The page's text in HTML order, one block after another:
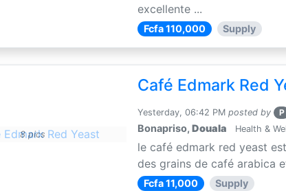
excellente ...
Fcfa 110,000 Supply
8 pics
Café Edmark Red
Yesterday, 06:42 PM posted by P
Bonapriso,Douala Health &
le café edmark red yeast
des grains de café arabica
Fcfa 11,000 Supply